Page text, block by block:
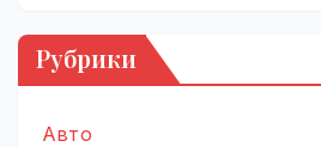
Рубрики
Авто